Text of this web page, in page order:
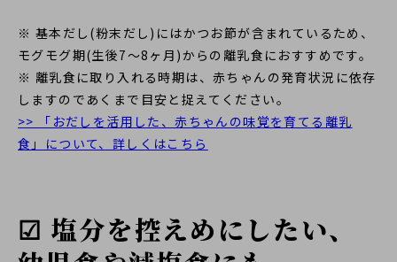
※ 基本だし(粉末だし)にはかつお節が含まれているため、
モグモグ期(生後7～8ヶ月)からの離乳食におすすめです。
※ 離乳食に取り入れる時期は、赤ちゃんの発育状況に依存
しますのであくまで目安と捉えてください。
>> 「おだしを活用した、赤ちゃんの味覚を育てる離乳
食」について、詳しくはこちら
☑ 塩分を控えめにしたい、